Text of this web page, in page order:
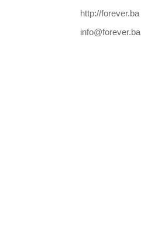
http://forever.ba
info@forever.ba